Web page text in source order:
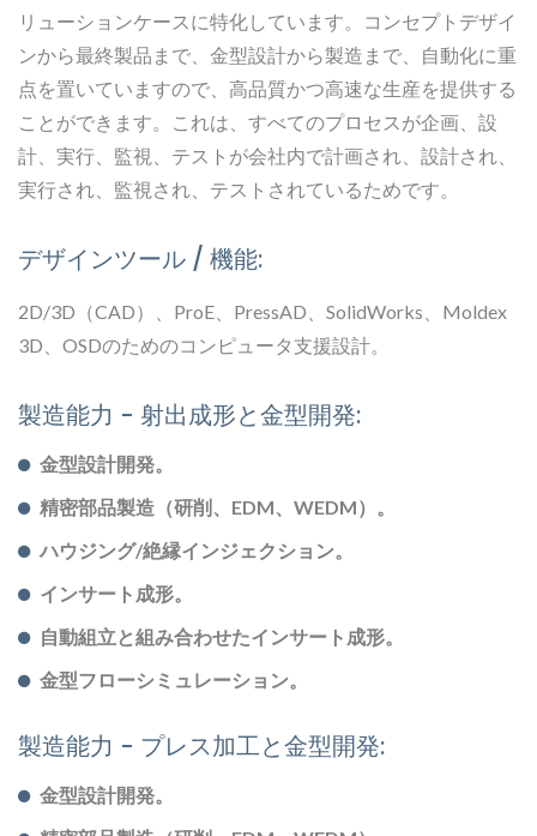
リューションケースに特化しています。コンセプトデザイ
ンから最終製品まで、金型設計から製造まで、自動化に重
点を置いていますので、高品質かつ高速な生産を提供する
ことができます。これは、すべてのプロセスが企画、設
計、実行、監視、テストが会社内で計画され、設計され、
実行され、監視され、テストされているためです。
デザインツール / 機能:
2D/3D（CAD）、ProE、PressAD、SolidWorks、Moldex
3D、OSDのためのコンピュータ支援設計。
製造能力 - 射出成形と金型開発:
金型設計開発。
精密部品製造（研削、EDM、WEDM）。
ハウジング/絶縁インジェクション。
インサート成形。
自動組立と組み合わせたインサート成形。
金型フローシミュレーション。
製造能力 - プレス加工と金型開発:
金型設計開発。